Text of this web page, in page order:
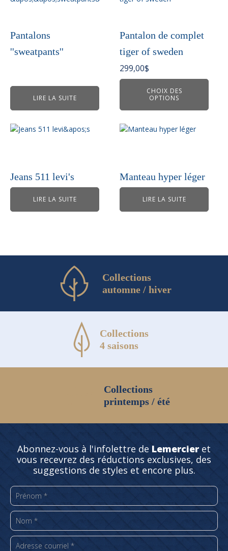
Pantalons
''sweatpants''
LIRE LA SUITE
Pantalon de complet
tiger of sweden
299,00$
CHOIX DES
OPTIONS
variations.
options
peuvent
être
la
page
du
Jeans 511 levi's
LIRE LA SUITE
Manteau hyper léger
LIRE LA SUITE
Collections
automne / hiver
Collections
4 saisons
Collections
printemps / été
Abonnez-vous à l'infolettre de Lemercier et
vous recevrez des réductions exclusives, des
suggestions de styles et encore plus.